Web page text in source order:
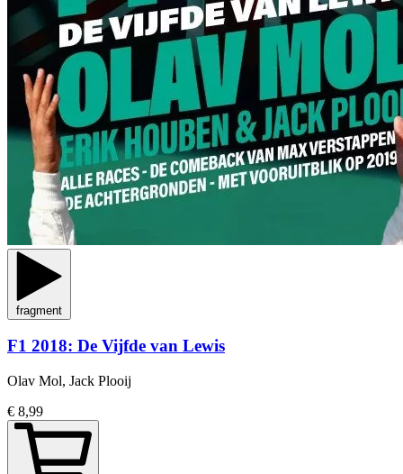
fragment
F1 2018: De Vijfde van Lewis
Olav Mol, Jack Plooij
€ 8,99